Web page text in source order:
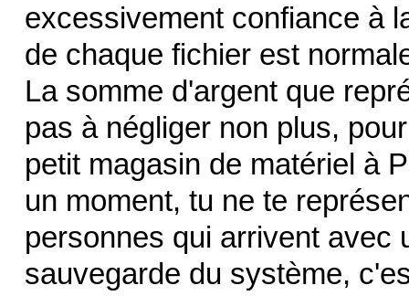
excessivement confiance à
de chaque fichier est
La somme d'argent que
pas à négliger non plus,
petit magasin de matériel à
un moment, tu ne te
personnes qui arrivent avec
sauvegarde du système,